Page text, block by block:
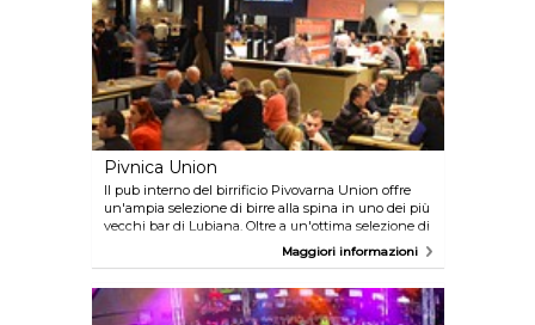
è possibile vederli sui maxi televisori del locale.
Pivnica Union
Il pub interno del birrificio Pivovarna Union offre
un'ampia selezione di birre alla spina in uno dei più
vecchi bar di Lubiana. Oltre a un'ottima selezione di
birre, il Pivnica Union serve cibi adatti a essere
gustati con un boccale di birra, come arrosti o
guidato dell'impianto di produzione previa
prenotazione.
Maggiori informazioni